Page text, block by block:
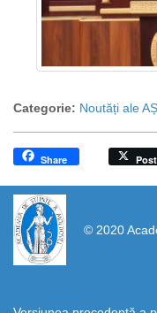
Categorie: Noutăți ale
Share Post
© 2020
https://propletenie.ru/